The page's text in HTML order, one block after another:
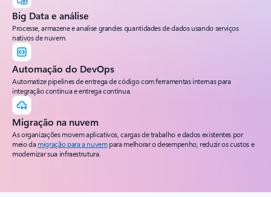
Big Data e análise
Processe, armazene e analise grandes quantidades de dados usando serviços
nativos de nuvem.
Automação do DevOps
Automatize pipelines de entrega de código com ferramentas internas para
integração contínua e entrega contínua.
Migração na nuvem
As organizações movem aplicativos, cargas de trabalho e dados existentes por
meio damigração para a nuvempara melhorar o desempenho, reduzir os custos e
modernizar sua infraestrutura.